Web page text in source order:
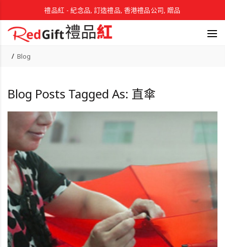
禮品紅 - 紀念品, 訂造禮品, 香港禮品公司, 贈品
Blog
Blog Posts Tagged As: 直傘